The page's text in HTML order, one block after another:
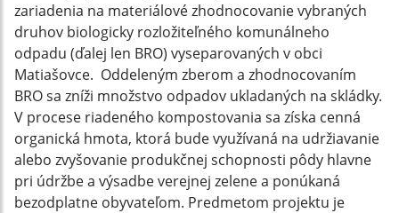
zariadenia na materiálové zhodnocovanie vybraných
druhov biologicky rozložiteľného komunálneho
odpadu (ďalej len BRO) vyseparovaných v obci
Matiašovce. Oddeleným zberom a zhodnocovaním
BRO sa zníži množstvo odpadov ukladaných na skládky.
V procese riadeného kompostovania sa získa cenná
organická hmota, ktorá bude využívaná na udržiavanie
alebo zvyšovanie produkčnej schopnosti pôdy hlavne
pri údržbe a výsadbe verejnej zelene a ponúkaná
bezodplatne obyvateľom. Predmetom projektu je